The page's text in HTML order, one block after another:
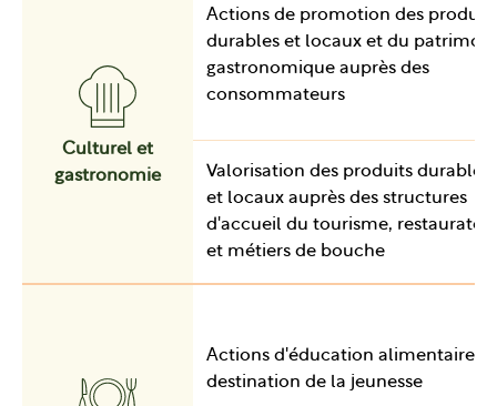
Culturel et
gastronomie
Actions de promotion des produits
durables et locaux et du
gastronomique auprès des
consommateurs
Valorisation des produits durables
et locaux auprès des structures
d'accueil du tourisme,
et métiers de bouche
Actions d'éducation alimentaire à
destination de la jeunesse